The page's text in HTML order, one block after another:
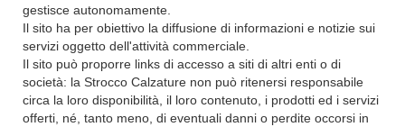
gestisce autonomamente.
Il sito ha per obiettivo la diffusione di informazioni e notizie sui
servizi oggetto dell'attività commerciale.
Il sito può proporre links di accesso a siti di altri enti o di
società: la Strocco Calzature non può ritenersi responsabile
circa la loro disponibilità, il loro contenuto, i prodotti ed i servizi
offerti, né, tanto meno, di eventuali danni o perdite occorsi in